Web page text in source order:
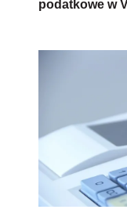
podatkowe w